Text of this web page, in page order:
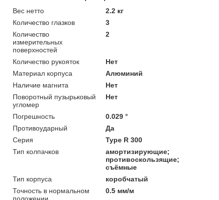
Вес нетто
2.2 кг
Количество глазков
3
Количество
измерительных
поверхностей
2
Количество рукояток
Нет
Материал корпуса
Алюминий
Наличие магнита
Нет
Поворотный пузырьковый
угломер
Нет
Погрешность
0.029 °
Противоударный
Да
Серия
Type R 300
Тип колпачков
амортизирующие;
противоскользящие;
cъёмные
Тип корпуса
коробчатый
Точность в нормальном
положении
0.5 мм/м